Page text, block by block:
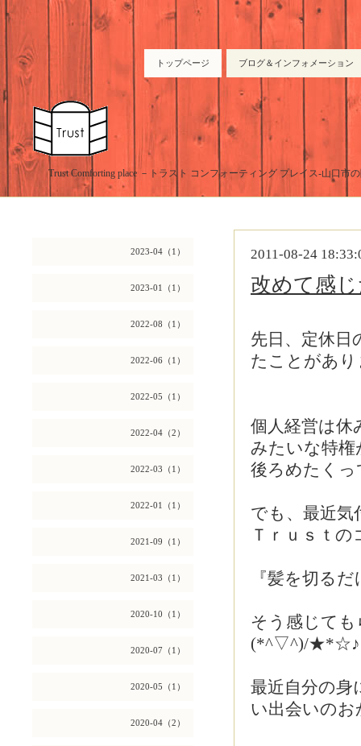
トップページ ブログ＆インフォメーション
Trust Comforting place －トラスト コンフォーティング プレイス-山口市
2023-04（1）
2023-01（1）
2022-08（1）
2022-06（1）
2022-05（1）
2022-04（2）
2022-03（1）
2022-01（1）
2021-09（1）
2021-03（1）
2020-10（1）
2020-07（1）
2020-05（1）
2020-04（2）
2011-08-24
改めて感
先日、定休
たことがあ
個人経営は休
みたいな特
後ろめたくっ
でも、最近気
Ｔｒｕｓｔ
『髪を切る
そう感じて
(*^▽^)/★*☆♪
最近自分の身
い出会いの